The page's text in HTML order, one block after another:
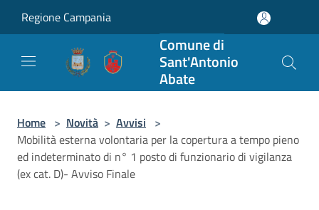
Regione Campania
Comune di
Sant'Antonio
Abate
Home > Novità > Avvisi >
Mobilità esterna volontaria per la copertura a tempo pieno
ed indeterminato di n° 1 posto di funzionario di vigilanza
(ex cat. D)- Avviso Finale